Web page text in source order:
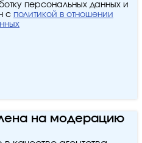
персональных данных и
с политикой в отношении
на модерацию